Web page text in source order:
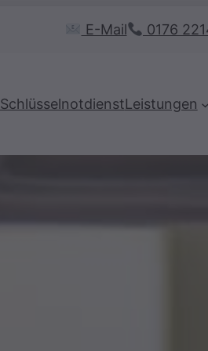
E-Mail 0176
SchlüsselnotdienstLeistungen